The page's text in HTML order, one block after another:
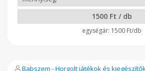
1500 Ft / db
1500 Ft/db
Babszem - Horgolt játékok és kiegészítők